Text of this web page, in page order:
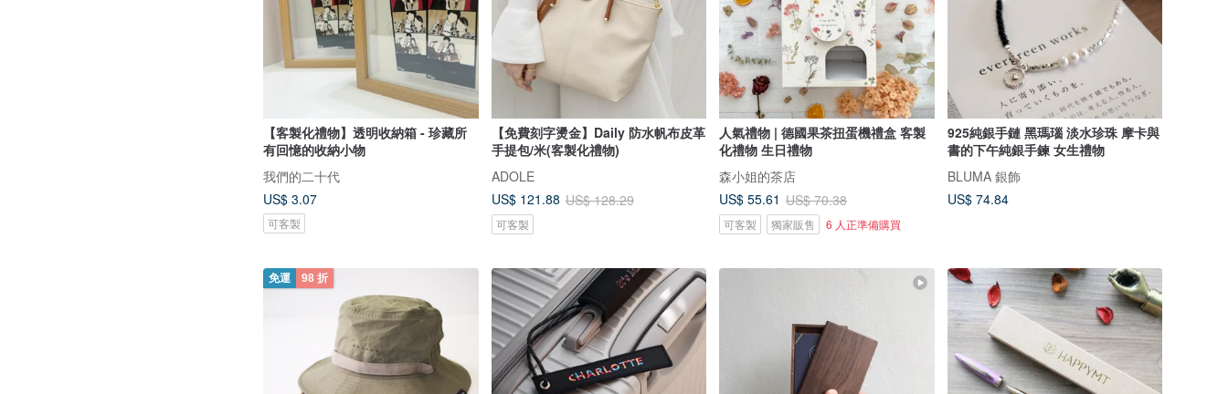
【客製化禮物】透明收納箱 - 珍藏所
有回憶的收納小物
我們的二十代
US$ 3.07
可客製
【免費刻字燙金】Daily 防水帆布皮革
手提包/米(客製化禮物)
ADOLE
US$ 121.88 US$ 128.29
可客製
人氣禮物 | 德國果茶扭蛋機禮盒 客製
化禮物 生日禮物
森小姐的茶店
US$ 55.61 US$ 70.38
可客製 獨家販售 6 人正準備購買
925純銀手鏈 黑瑪瑙 淡水珍珠 摩卡與
書的下午純銀手鍊 女生禮物
BLUMA 銀飾
US$ 74.84
免運 98 折